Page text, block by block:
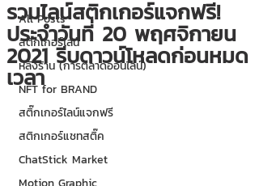
All Posts
สติกเกอร์ไลน์
หลังร้าน (การตลาดออนไลน์)
NFT for BRAND
สติ๊กเกอร์ไลน์แจกฟรี
สติกเกอร์แชทสติ๊ค
ChatStick Market
รวมไลน์สติกเกอร์แจกฟรี!
ประจำวันที่ 20 พฤศจิกายน
2021 รีบดาวน์โหลดก่อนหมด
เวลา